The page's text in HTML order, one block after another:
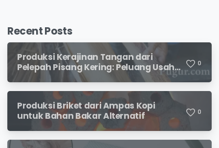
Recent Posts
Produksi Kerajinan Tangan dari
Pelepah Pisang Kering: Peluang Usaha
Kreatif Bernilai Jual
0
Produksi Briket dari Ampas Kopi
untuk Bahan Bakar Alternatif
0